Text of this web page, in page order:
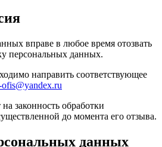
вправе в любое время отозвать
персональных данных.
направить соответствующее
законность обработки
до момента его отзыва.
данных